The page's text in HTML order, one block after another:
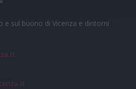
e sul buono di Vicenza e dintorni